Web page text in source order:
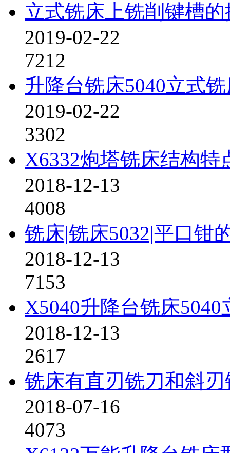
立式铣床上铣削键槽
2019-02-22
7212
升降台铣床5040立式
2019-02-22
3302
X6332炮塔铣床结构特
2018-12-13
4008
铣床|铣床5032|平口钳
2018-12-13
7153
X5040升降台铣床
2018-12-13
2617
铣床有直刃铣刀和斜刃
2018-07-16
4073